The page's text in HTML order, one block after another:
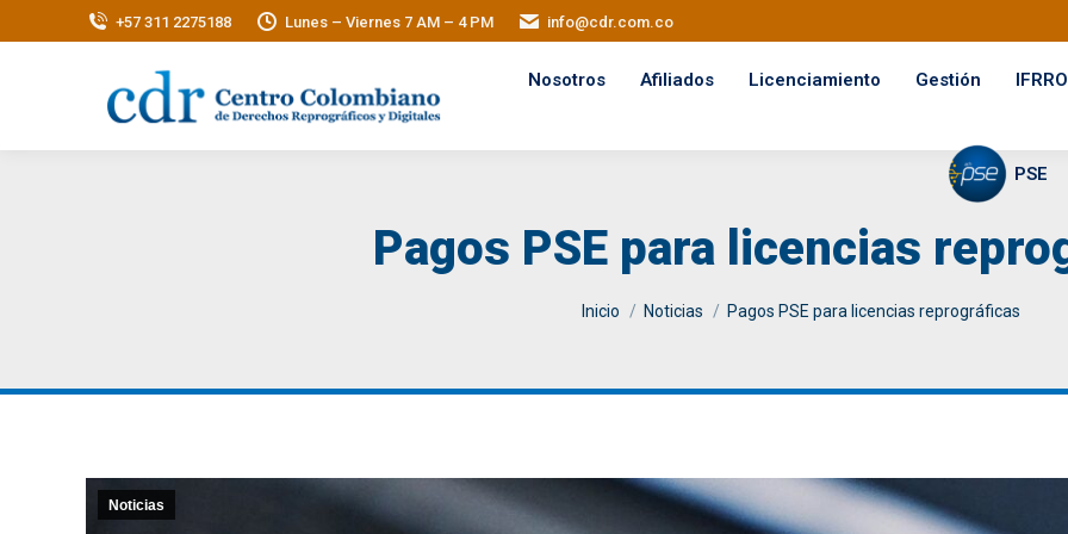
+57 311 2275188 Lunes – Viernes 7 AM – 4 PM info@cdr.com.co
Nosotros Afiliados Licenciamiento Gestión
PSE
Pagos PSE para licencias
You are here:
Inicio Noticias Pagos PSE para licencias reprográficas
Noticias